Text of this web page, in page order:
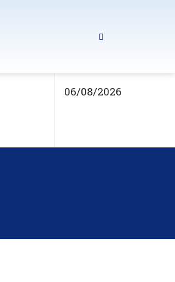
06/08/2026